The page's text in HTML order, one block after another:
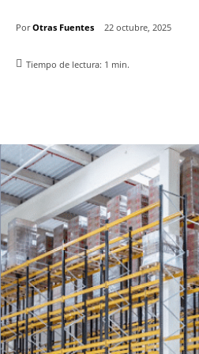
Por Otras Fuentes 22 octubre, 2025
Tiempo de lectura: 1 min.